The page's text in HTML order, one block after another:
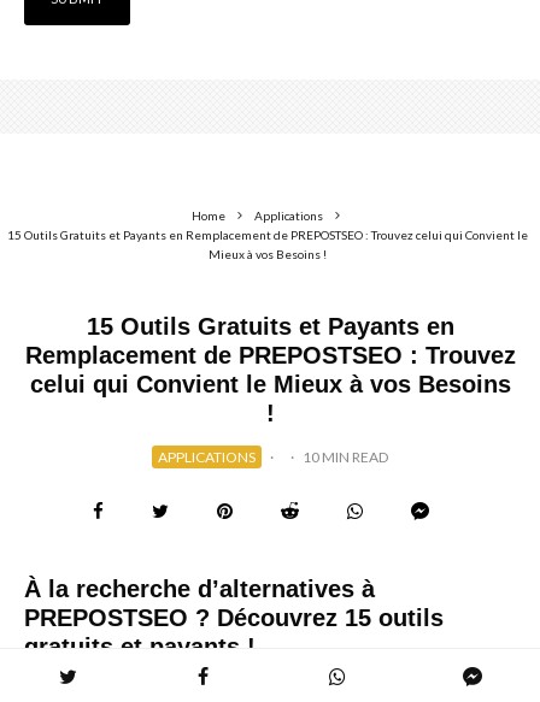
Home
Applications
15 Outils Gratuits et Payants en Remplacement de PREPOSTSEO : Trouvez celui qui Convient le
Mieux à vos Besoins !
15 Outils Gratuits et Payants en
Remplacement de PREPOSTSEO : Trouvez
celui qui Convient le Mieux à vos Besoins
!
APPLICATIONS · · 10 MIN READ
À la recherche d’alternatives à
PREPOSTSEO ? Découvrez 15 outils
gratuits et payants !